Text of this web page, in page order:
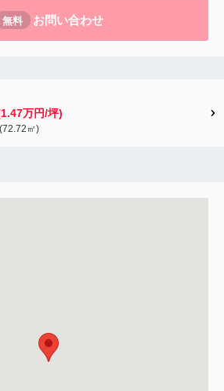
無料 お問い合わせ
万円/坪)
㎡)